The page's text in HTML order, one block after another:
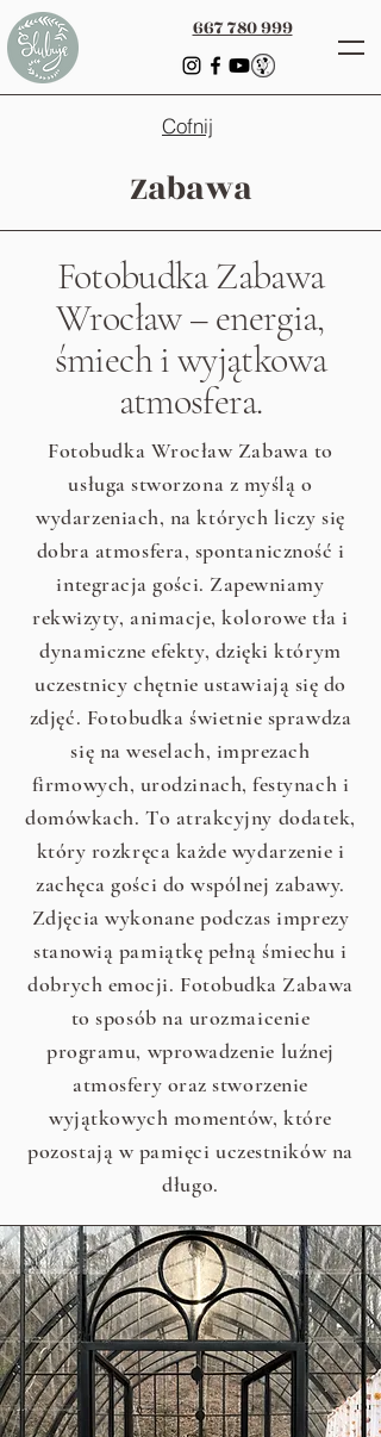
667 780 999
Cofnij
Zabawa
Fotobudka Zabawa
Wrocław – energia,
śmiech i wyjątkowa
atmosfera.
Fotobudka Wrocław Zabawa to
usługa stworzona z myślą o
wydarzeniach, na których liczy się
dobra atmosfera, spontaniczność i
integracja gości. Zapewniamy
rekwizyty, animacje, kolorowe tła i
dynamiczne efekty, dzięki którym
uczestnicy chętnie ustawiają się do
zdjęć. Fotobudka świetnie sprawdza
się na weselach, imprezach
firmowych, urodzinach, festynach i
domówkach. To atrakcyjny dodatek,
który rozkręca każde wydarzenie i
zachęca gości do wspólnej zabawy.
Zdjęcia wykonane podczas imprezy
stanowią pamiątkę pełną śmiechu i
dobrych emocji. Fotobudka Zabawa
to sposób na urozmaicenie
programu, wprowadzenie luźnej
atmosfery oraz stworzenie
wyjątkowych momentów, które
pozostają w pamięci uczestników na
długo.